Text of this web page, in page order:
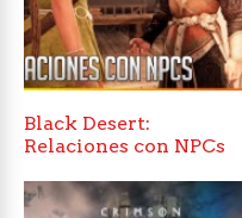
Black Desert:
Relaciones con NPCs